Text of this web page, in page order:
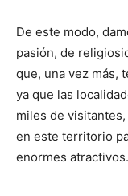
De este modo,
pasión, de
que, una vez más,
ya que las
miles de
en este territorio
enormes atractivos.